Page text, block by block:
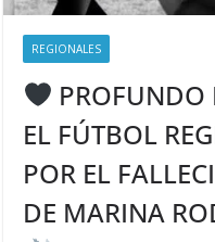
REGIONALES
PROFUNDO
EL FÚTBOL
POR EL
DE MARINA